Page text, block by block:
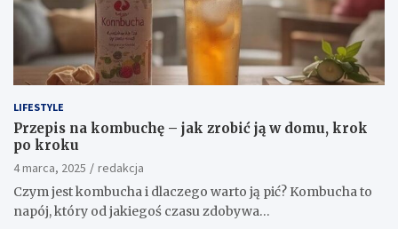
LIFESTYLE
Przepis na kombuchę – jak zrobić ją w domu, krok
po kroku
4 marca, 2025
redakcja
Czym jest kombucha i dlaczego warto ją pić? Kombucha to
napój, który od jakiegoś czasu zdobywa…